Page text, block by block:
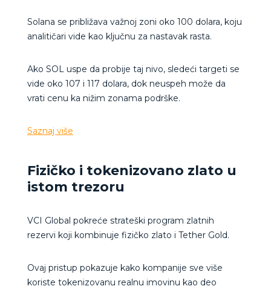
Solana se približava važnoj zoni oko 100 dolara, koju
analitičari vide kao ključnu za nastavak rasta.
Ako SOL uspe da probije taj nivo, sledeći targeti se
vide oko 107 i 117 dolara, dok neuspeh može da
vrati cenu ka nižim zonama podrške.
Saznaj više
Fizičko i tokenizovano zlato u
istom trezoru
VCI Global pokreće strateški program zlatnih
rezervi koji kombinuje fizičko zlato i Tether Gold.
Ovaj pristup pokazuje kako kompanije sve više
koriste tokenizovanu realnu imovinu kao deo